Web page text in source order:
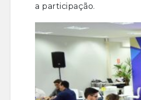
a participação.